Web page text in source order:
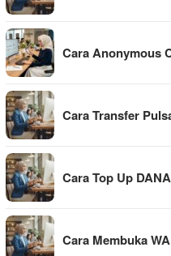
Cara Anonymous
Cara Transfer
Cara Top Up
Cara Membuka